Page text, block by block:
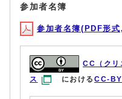
参加者名簿
参加者名簿(PDF形
CC（クリ
ス
におけるCC-